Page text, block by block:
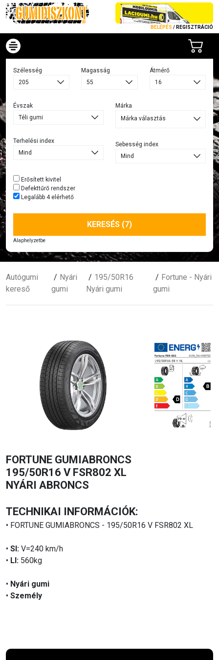
BELÉPÉS / REGISZTRÁCIÓ
Szélesség Magasság Átmérő
Évszak
Terhelési index
Márka
Márka választás
Sebesség index
Erősített kivitel
Defekttűrő rendszer
Legalább 4 elérhető
KERESÉS (7)
Alaphelyzetbe
Autógumi
kereső
Nyári
gumi
195/50R16
Nyári gumi
Fortune - Nyári
gumi
FORTUNE GUMIABRONCS
195/50R16 V FSR802 XL
NYÁRI ABRONCS
TECHNIKAI INFORMÁCIÓK:
• FORTUNE GUMIABRONCS - 195/50R16 V FSR802 XL
• SI: V=240 km/h
• LI: 560kg
• Nyári gumi
• Személy